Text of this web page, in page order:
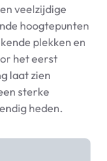
veelzijdige
hoogtepunten
plekken en
het eerst
laat zien
sterke
heden.